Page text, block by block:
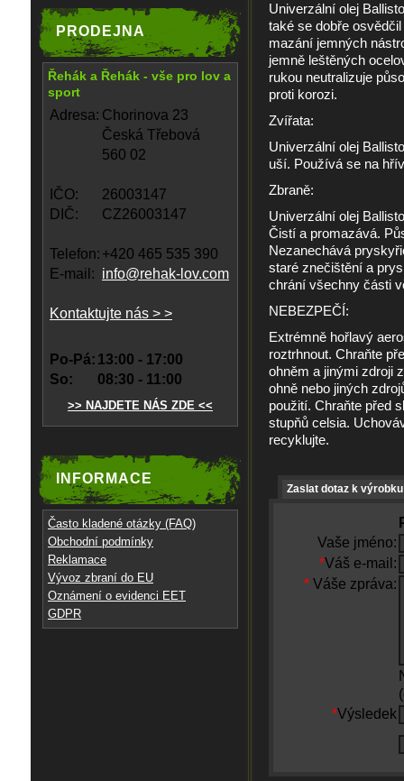
PRODEJNA
Řehák a Řehák - vše pro lov a
sport
Adresa: Chorinova 23
Česká Třebová
560 02
IČO:
26003147
DIČ:
CZ26003147
Telefon: +420 465 535 390
E-mail: info@rehak-lov.com
Kontaktujte nás > >
Po-Pá: 13:00 - 17:00
So:
08:30 - 11:00
>> NAJDETE NÁS ZDE <<
INFORMACE
Často kladené otázky (FAQ)
Obchodní podmínky
Reklamace
Vývoz zbraní do EU
Oznámení o evidenci EET
GDPR
Univerzální olej
také se dobře
mazání jemných
jemně leštěných
rukou neutralizuje
proti korozi.
Zvířata:
Univerzální olej
uší. Používá se na
Zbraně:
Univerzální olej
Čistí a promazává.
Nezanechává
staré znečištění a
chrání všechny části
NEBEZPEČÍ:
Extrémně hořlavý
roztrhnout. Chraňte
ohněm a jinými zdroji
ohně nebo jiných
použití. Chraňte před
stupňů celsia.
recyklujte.
Zaslat dotaz k výrobku
Vaše jméno:
*Váš e-mail:
* Váše zpráva:
*Výsledek